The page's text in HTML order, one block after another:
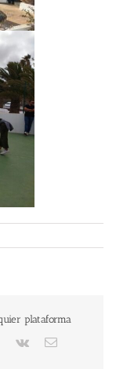
plataforma
Pinterest
Vk
Correo